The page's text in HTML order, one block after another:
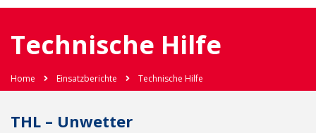
Technische Hilfe
Home Einsatzberichte Technische Hilfe
THL – Unwetter